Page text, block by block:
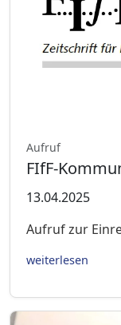
Aufruf
FIfF-
13.04.2025
Aufruf zur
weiterlesen